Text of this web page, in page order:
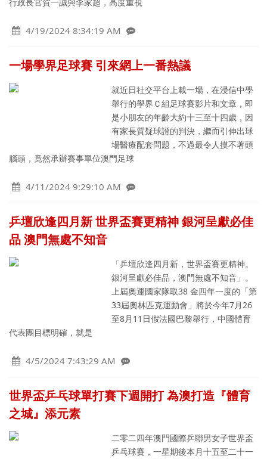
4/19/2024 8:34:19 AM
一場學界足球賽 引來網上一番熱議
就近日社交平台上載一場，在浸信中學
舉行的學界Ｃ組足球賽影片和文章，即
是小朋友的年齡大約十三至十四歲，因
有家長質疑球證的判決，繼而引伸出球
場醫療配套問題，不過最令人摸不著頭
腦頭，竟然承辦賽事單位澳門足球
4/11/2024 9:29:10 AM
乒壇欣逢四月新 世界盃賽更精神 銀河呈獻必佳
品 澳門無處不知音
「乒壇欣逢四月新，世界盃賽更精神。
銀河呈獻必佳品，澳門無處不知音」。
上屆奧運國家隊取38 金四年一度的「第
33屆奧林匹克運動會」將於今年7月26
至8月11日假法國巴黎舉行，中國體育
代表團目標明確，就是
4/5/2024 7:43:29 AM
世界盃乒乓球單打賽下週開打 為澳打造『體育
之城』添元素
二零二四年澳門國際乒聯男女子世界盃
乒乓球賽，一星期後本月十五至二十一